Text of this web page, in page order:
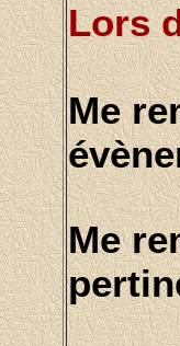
Lors
Me
Me